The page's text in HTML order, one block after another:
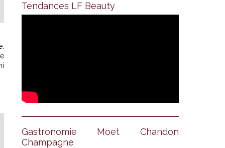
Tendances LF Beauty
Gastronomie Moet Chandon
Champagne